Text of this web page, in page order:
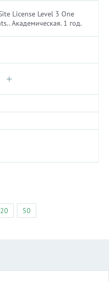
License Level 3 One
Академическая. 1 год.
20 50